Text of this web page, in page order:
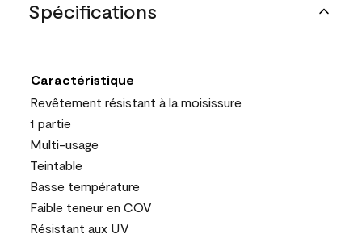
Spécifications
Caractéristique
Revêtement résistant à la moisissure
1 partie
Multi-usage
Teintable
Basse température
Faible teneur en COV
Résistant aux UV